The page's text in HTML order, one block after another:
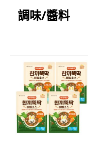
調味/醬料